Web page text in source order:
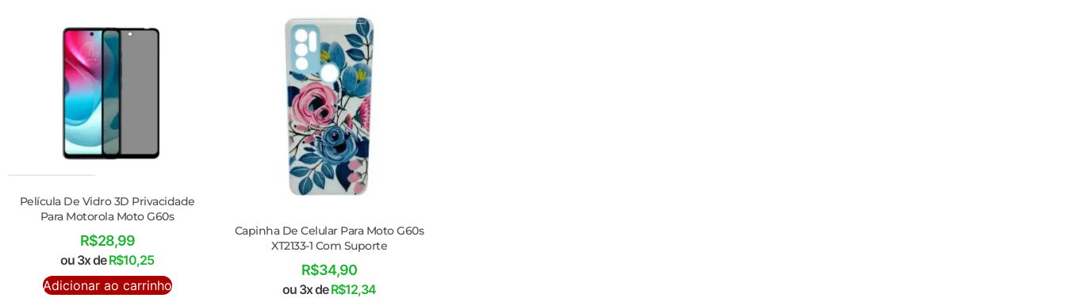
Película De Vidro 3D Privacidade
Para Motorola Moto G60s
R$28,99
ou 3x deR$10,25
Adicionar ao carrinho
Capinha De Celular Para Moto G60s
XT2133-1 Com Suporte
R$34,90
ou 3x deR$12,34